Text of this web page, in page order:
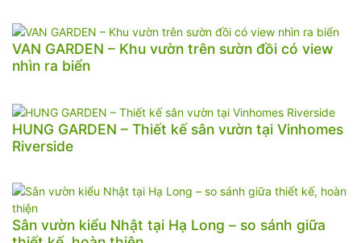
VAN GARDEN – Khu vườn trên sườn đồi có view
nhìn ra biển
HUNG GARDEN – Thiết kế sân vườn tại Vinhomes
Riverside
Sân vườn kiểu Nhật tại Hạ Long – so sánh giữa